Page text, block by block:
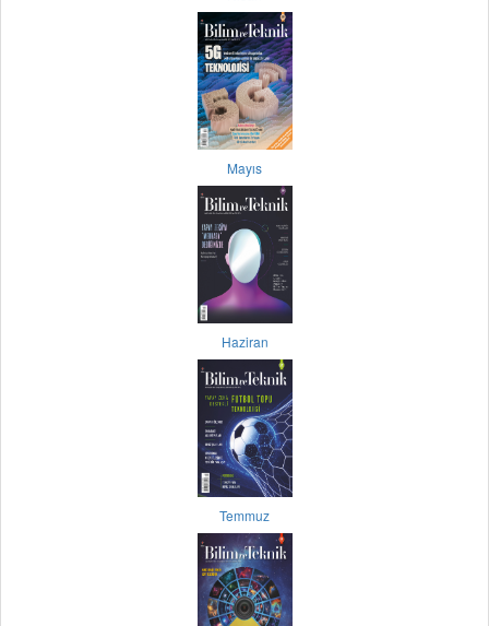
Mayıs
Haziran
Temmuz